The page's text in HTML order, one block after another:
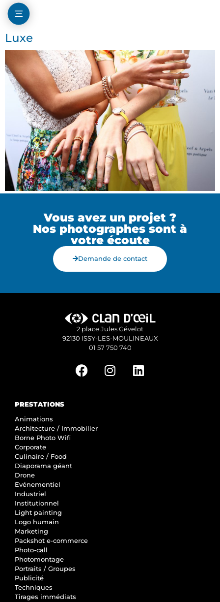
Luxe
Vous avez un projet ?
Nos photographes sont à
votre écoute
Demande de contact
2 place Jules Gévelot
92130 ISSY-LES-MOULINEAUX
01 57 750 740
PRESTATIONS
Animations
Architecture / Immobilier
Borne Photo Wifi
Corporate
Culinaire / Food
Diaporama géant
Drone
Evénementiel
Industriel
Institutionnel
Light painting
Logo humain
Marketing
Packshot e-commerce
Photo-call
Photomontage
Portraits / Groupes
Publicité
Techniques
Tirages immédiats